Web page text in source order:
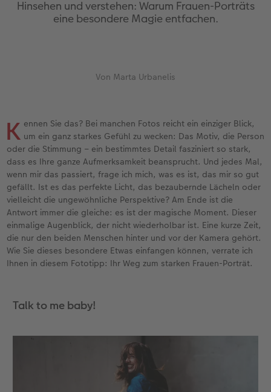
Jahrbuch gestalten
Designvorlagen
Foto-Kochbuch
Kundenbeispiele
Webinare
CEWE myPhotos
Gestaltungsideen
Nature Prints
Fotosets
Sofortfotos
Fotos digitalisieren
CEWE myPhotos
Neuheiten
Extras
Photo Streetmap Poster
Hartschaum
Gallery Print
hexxas
Willkommensschild
Wandgestaltung
Mehrteiler
Dankeskarten Kommunion
Papierqualitäten
Klappkarten
Fotokarten
Postkarten
Karte mit Einsteckfoto
Einzelkarten
Textilien
Handyhüllen
Faber-Castell
Haustierwelt
Geschenkideen
Kundenbeispiele
CEWE Geschenkgutschein
Papierqualitäten
Neuheiten
Extras
CEWE myPhotos
Max Case
CEWE myPhotos
Neuheiten
nachhaltiger Schenken
Inspiration
Kundenbeispiele
Foto- & Bastelkalender
Hinsehen und verstehen: Warum Frauen-Porträts
eine besondere Magie entfachen.
Von Marta Urbanelis
K ennen Sie das? Bei manchen Fotos reicht ein einziger Blick,
um ein ganz starkes Gefühl zu wecken: Das Motiv, die Person
oder die Stimmung – ein bestimmtes Detail fasziniert so stark,
dass es Ihre ganze Aufmerksamkeit beansprucht. Und jedes Mal,
wenn mir das passiert, frage ich mich, was es ist, das mir so gut
gefällt. Ist es das perfekte Licht, das bezaubernde Lächeln oder
vielleicht die ungewöhnliche Perspektive? Am Ende ist die
Antwort immer die gleiche: es ist der magische Moment. Dieser
einmalige Augenblick, der nicht wiederholbar ist. Eine kurze Zeit,
die nur den beiden Menschen hinter und vor der Kamera gehört.
Wie Sie dieses besondere Etwas einfangen können, verrate ich
Ihnen in diesem Fototipp: Ihr Weg zum starken Frauen-Porträt.
Talk to me baby!